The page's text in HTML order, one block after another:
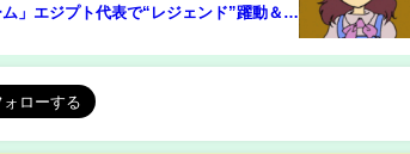
ム」エジプト代表で“レジェンド”躍動＆豪